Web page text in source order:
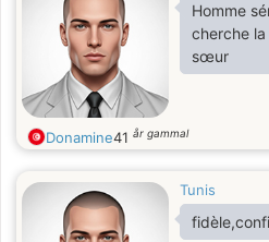
Homme
cherche
sœur
Donamine41 år gammal
Tunis